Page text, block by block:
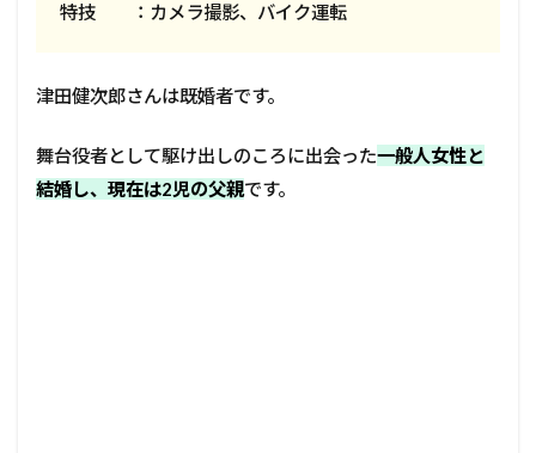
特技 ：カメラ撮影、バイク運転
津田健次郎さんは既婚者です。
舞台役者として駆け出しのころに出会った一般人女性と
結婚し、現在は2児の父親です。